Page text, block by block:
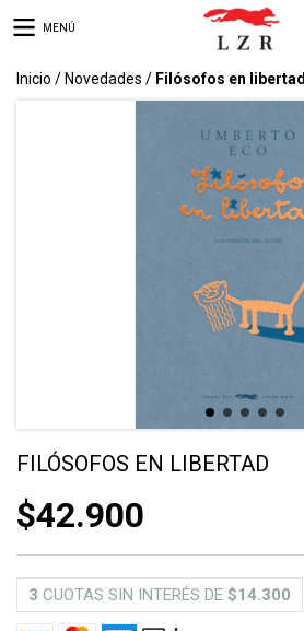
MENÚ
Inicio / Novedades / Filósofos en libertad
FILÓSOFOS EN LIBERTAD
$42.900
3 CUOTAS SIN INTERÉS DE $14.300